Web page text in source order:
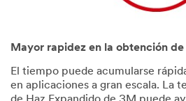
Mayor rapidez en la obtención de
El tiempo puede acumularse
en aplicaciones a gran escala. La